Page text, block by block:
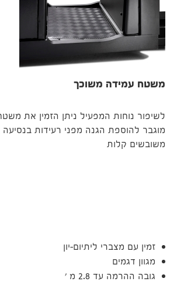
משטח עמידה משוכך
לשיפור נוחות המפעיל ניתן הזמין את
מוגבר להוספת הגנה מפני רעידות
משובשים קלות
זמין עם מצברי ליתיום-יון
מגוון דגמים
גובה ההרמה עד 2.8 מ '